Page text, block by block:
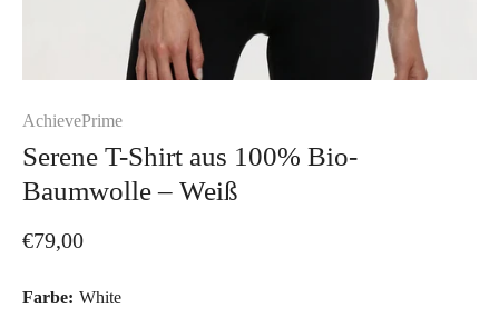
AchievePrime
Serene T-Shirt aus 100% Bio-
Baumwolle – Weiß
€79,00
Farbe: White